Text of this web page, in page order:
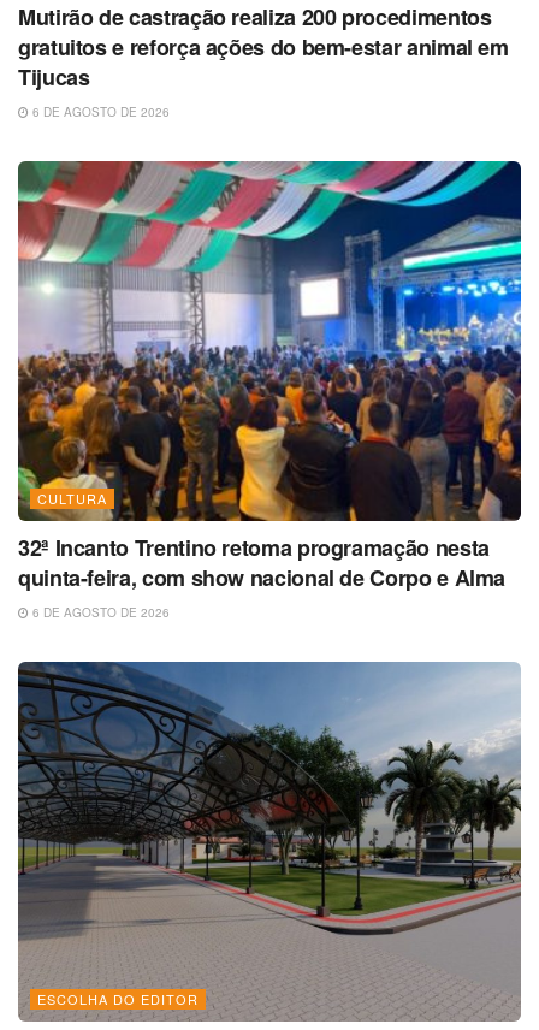
Mutirão de castração realiza 200 procedimentos
gratuitos e reforça ações do bem-estar animal em
Tijucas
6 DE AGOSTO DE 2026
CULTURA
32ª Incanto Trentino retoma programação nesta
quinta-feira, com show nacional de Corpo e Alma
6 DE AGOSTO DE 2026
ESCOLHA DO EDITOR